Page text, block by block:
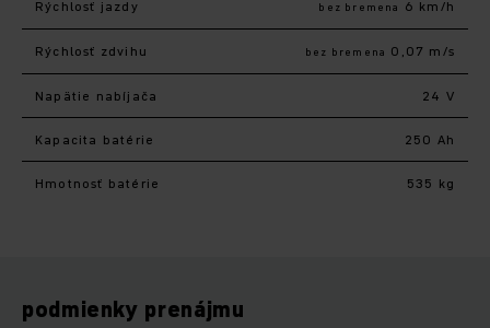
Rýchlosť jazdy bez bremena 6 km/h
Rýchlosť zdvihu bez bremena 0,07 m/s
Napätie nabíjača 24 V
Kapacita batérie 250 Ah
Hmotnosť batérie 535 kg
podmienky prenájmu